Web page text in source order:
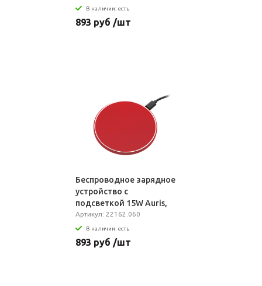
В наличии: есть
893 руб /шт
Беспроводное зарядное
устройство с
подсветкой 15W Auris,
красное
Артикул: 22162.060
В наличии: есть
893 руб /шт